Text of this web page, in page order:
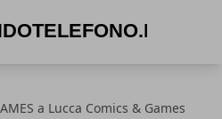
a Lucca Comics & Games